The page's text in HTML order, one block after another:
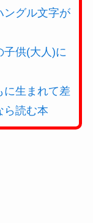
ングル文字が
子供(大人)に
に生まれて差
ら読む本